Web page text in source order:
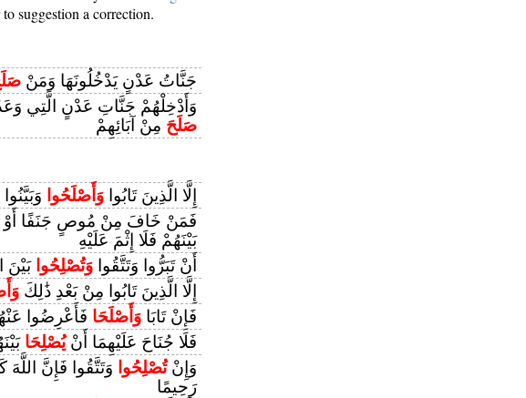
suggestion a correction.
جَنَّاتُ عَدْنٍ يَدْخُلُونَهَا وَمَنْ
وَأَدْخِلْهُمْ جَنَّاتِ عَدْنٍ الَّتِي
صَلَحَ مِنْ آبَائِهِمْ
إِلَّا الَّذِينَ تَابُوا وَأَصْلَحُوا وَبَيَّنُوا
فَمَنْ خَافَ مِنْ مُوصٍ جَنَفًا أَوْ
بَيْنَهُمْ فَلَا إِثْمَ عَلَيْهِ
أَنْ تَبَرُّوا وَتَتَّقُوا وَتُصْلِحُوا بَيْنَ
إِلَّا الَّذِينَ تَابُوا مِنْ بَعْدِ ذَٰلِكَ
فَإِنْ تَابَا وَأَصْلَحَا فَأَعْرِضُوا
فَلَا جُنَاحَ عَلَيْهِمَا أَنْيُصْلِحَا
وَإِنْتُصْلِحُوا وَتَتَّقُوا فَإِنَّ اللَّهَ
رَحِيمًا